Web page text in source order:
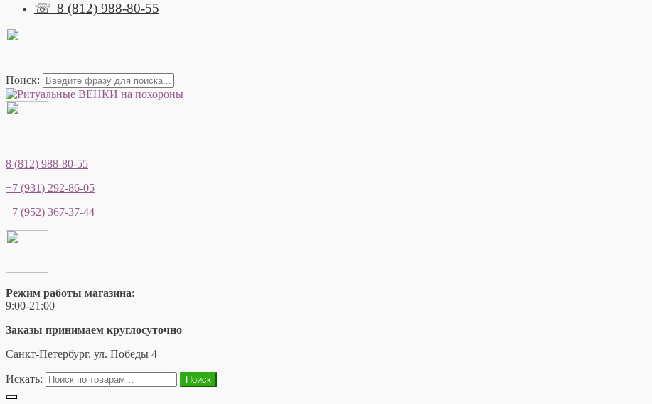
☏ 8 (812) 988-80-55
Поиск:
8 (812) 988-80-55
+7 (931) 292-86-05
+7 (952) 367-37-44
Режим работы магазина:
9:00-21:00
Заказы принимаем круглосуточно
Санкт-Петербург, ул. Победы 4
Искать: Поиск